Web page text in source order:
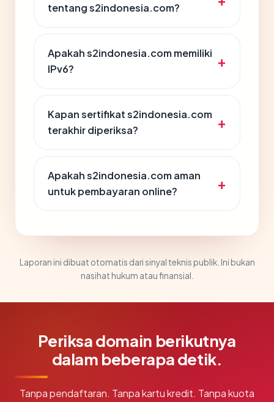
tentang s2indonesia.com?
Apakah s2indonesia.com memiliki
IPv6?
Kapan sertifikat s2indonesia.com
terakhir diperiksa?
Apakah s2indonesia.com aman
untuk pembayaran online?
Laporan ini dibuat otomatis dari sinyal teknis publik. Ini bukan
nasihat hukum atau finansial.
Periksa domain berikutnya
dalam beberapa detik.
Tanpa pendaftaran. Tanpa kartu kredit. Tanpa kuota